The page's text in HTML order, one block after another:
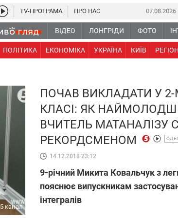
07.08.2026
ВІДЕО ЛОНГРІДИ ФОТО
ПОЛІТИКА ЕКОНОМІКА УКРАЇНА КИЇВ
TV-ПРОГРАМА ПРО НАС
5 канал
ПОЧАВ ВИКЛАДАТИ У
КЛАСІ: ЯК
ВЧИТЕЛЬ МАТАНАЛІЗУ
РЕКОРДСМЕНОМ
14.12.2018 23:12
9-річний Микита Ковальчук з
пояснює випускникам
інтегралів